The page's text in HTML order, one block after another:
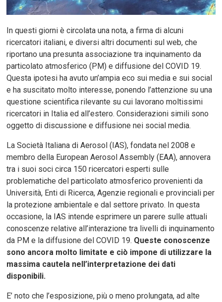
In questi giorni è circolata una nota, a firma di alcuni
ricercatori italiani, e diversi altri documenti sul web, che
riportano una presunta associazione tra inquinamento da
particolato atmosferico (PM) e diffusione del COVID 19.
Questa ipotesi ha avuto un’ampia eco sui media e sui social
e ha suscitato molto interesse, ponendo l’attenzione su una
questione scientifica rilevante su cui lavorano moltissimi
ricercatori in Italia ed all’estero. Considerazioni simili sono
oggetto di discussione e diffusione nei social media.
La Società Italiana di Aerosol (IAS), fondata nel 2008 e
membro della European Aerosol Assembly (EAA), annovera
tra i suoi soci circa 150 ricercatori esperti sulle
problematiche del particolato atmosferico provenienti da
Università, Enti di Ricerca, Agenzie regionali e provinciali per
la protezione ambientale e dal settore privato. In questa
occasione, la IAS intende esprimere un parere sulle attuali
conoscenze relative all’interazione tra livelli di inquinamento
da PM e la diffusione del COVID 19. Queste conoscenze
sono ancora molto limitate e ciò impone di utilizzare la
massima cautela nell’interpretazione dei dati
disponibili.
E’ noto che l’esposizione, più o meno prolungata, ad alte